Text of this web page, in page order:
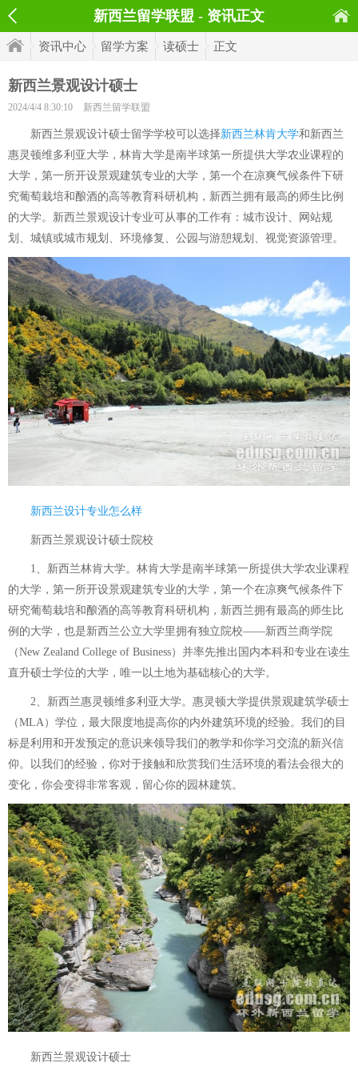
新西兰留学联盟 - 资讯正文
资讯中心 留学方案 读硕士 正文
新西兰景观设计硕士
2024/4/4 8:30:10 新西兰留学联盟
新西兰景观设计硕士留学学校可以选择新西兰林肯大学和新西兰
惠灵顿维多利亚大学，林肯大学是南半球第一所提供大学农业课程的
大学，第一所开设景观建筑专业的大学，第一个在凉爽气候条件下研
究葡萄栽培和酿酒的高等教育科研机构，新西兰拥有最高的师生比例
的大学。新西兰景观设计专业可从事的工作有：城市设计、网站规
划、城镇或城市规划、环境修复、公园与游憩规划、视觉资源管理。
新西兰设计专业怎么样
新西兰景观设计硕士院校
1、新西兰林肯大学。林肯大学是南半球第一所提供大学农业课程
的大学，第一所开设景观建筑专业的大学，第一个在凉爽气候条件下
研究葡萄栽培和酿酒的高等教育科研机构，新西兰拥有最高的师生比
例的大学，也是新西兰公立大学里拥有独立院校——新西兰商学院
（New Zealand College of Business）并率先推出国内本科和专业在读生
直升硕士学位的大学，唯一以土地为基础核心的大学。
2、新西兰惠灵顿维多利亚大学。惠灵顿大学提供景观建筑学硕士
（MLA）学位，最大限度地提高你的内外建筑环境的经验。我们的目
标是利用和开发预定的意识来领导我们的教学和你学习交流的新兴信
仰。以我们的经验，你对于接触和欣赏我们生活环境的看法会很大的
变化，你会变得非常客观，留心你的园林建筑。
新西兰景观设计硕士